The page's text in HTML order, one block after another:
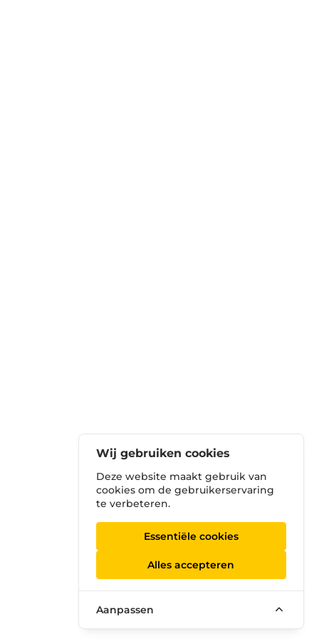
Wij gebruiken cookies
Deze website maakt gebruik van
cookies om de gebruikerservaring
te verbeteren.
Essentiële cookies
Alles accepteren
Aanpassen